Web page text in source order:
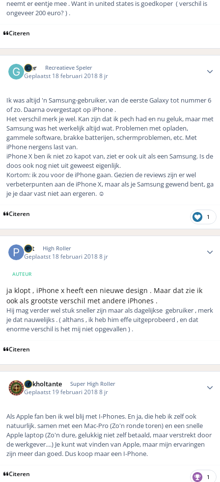
neemt er eentje mee . Want in united states is goedkoper ( verschil is
ongeveer 200 euro? ) .
Citeren
Gier Recreatieve Speler
Geplaatst 18 februari 20188 jr
Ik was altijd 'n Samsung-gebruiker, van de eerste Galaxy tot nummer 6
of zo. Daarna overgestapt op iPhone .
Het verschil merk je wel. Kan zijn dat ik pech had en nu geluk, maar met
Samsung was het werkelijk altijd wat. Problemen met opladen,
gammele software, brakke batterijen, schermproblemen, etc. Met
iPhone nergens last van.
iPhone X ben ik niet zo kapot van, ziet er ook uit als een Samsung. Is de
doos ook nog niet uit geweest eigenlijk.
Kortom: ik zou voor de iPhone gaan. Gezien de reviews zijn er wel
verbeterpunten aan de iPhone X, maar als je Samsung gewend bent, ga
je je daar vast niet aan ergeren. ☺️
Citeren 1
Pat High Roller
Geplaatst 18 februari 20188 jr
AUTEUR
ja klopt , iPhone x heeft een nieuwe design . Maar dat zie ik
ook als grootste verschil met andere iPhones .
Hij mag verder wel stuk sneller zijn maar als dagelijkse gebruiker , merk
je dat nauwelijks . ( althans , ik heb him effe uitgeprobeerd , en dat
enorme verschil is het mij niet opgevallen ) .
Citeren
Gokholtante Super High Roller
Geplaatst 19 februari 20188 jr
Als Apple fan ben ik wel blij met I-Phones. En ja, die heb ik zelf ook
natuurlijk. samen met een Mac-Pro (Zo'n ronde toren) en een snelle
Apple laptop (Zo'n dure, gelukkig niet zelf betaald, maar verstrekt door
de werkgever....) Je kunt wat vinden van Apple, maar mijn ervaringen
zijn meer dan goed. Dus koop maar een I-Phone.
Citeren 1